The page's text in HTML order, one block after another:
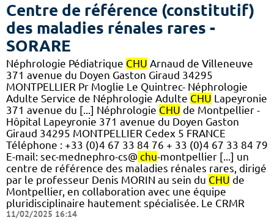
Centre de référence (constitutif)
des maladies rénales rares -
SORARE
Néphrologie Pédiatrique CHU Arnaud de Villeneuve
371 avenue du Doyen Gaston Giraud 34295
MONTPELLIER Pr Moglie Le Quintrec- Néphrologie
Adulte Service de Néphrologie Adulte CHU Lapeyronie
371 avenue du [...] Néphrologie CHU de Montpellier -
Hôpital Lapeyronie 371 avenue du Doyen Gaston
Giraud 34295 MONTPELLIER Cedex 5 FRANCE
Téléphone : +33 (0)4 67 33 84 76 + 33 (0)4 67 33 84 79
E-mail: sec-mednephro-cs@ chu-montpellier [...] un
centre de référence des maladies rénales rares, dirigé
par le professeur Denis MORIN au sein du CHU de
Montpellier, en collaboration avec une équipe
pluridisciplinaire hautement spécialisée. Le CRMR
11/02/2025 16:14